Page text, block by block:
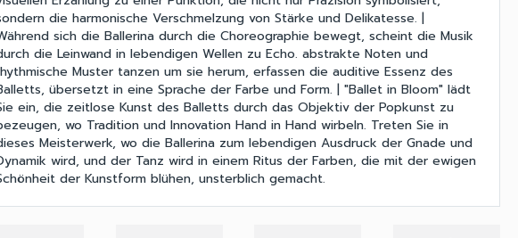
die harmonische Verschmelzung von Stärke und Delikatesse. |
sich die Ballerina durch die Choreographie bewegt, scheint die Musik
die Leinwand in lebendigen Wellen zu Echo. abstrakte Noten und
Muster tanzen um sie herum, erfassen die auditive Essenz des
übersetzt in eine Sprache der Farbe und Form. | "Ballet in Bloom" lädt
ein, die zeitlose Kunst des Balletts durch das Objektiv der Popkunst zu
wo Tradition und Innovation Hand in Hand wirbeln. Treten Sie in
Meisterwerk, wo die Ballerina zum lebendigen Ausdruck der Gnade und
wird, und der Tanz wird in einem Ritus der Farben, die mit der ewigen
der Kunstform blühen, unsterblich gemacht.